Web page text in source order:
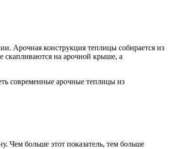
Арочная конструкция теплицы собирается из
скапливаются на арочной крыше, а
современные арочные теплицы из
Чем больше этот показатель, тем больше